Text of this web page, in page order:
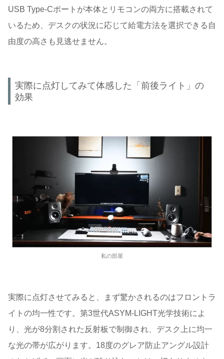
USB Type-Cポートが本体とリモコンの両方に搭載されて
いるため、デスクの状況に応じて給電方法を選択できる自
由度の高さも見逃せません。
実際に点灯してみて体感した「前後ライト」の
効果
私の部屋
実際に点灯させてみると、まず驚かされるのはフロントラ
イトの均一性です。第3世代ASYM-LIGHT光学技術によ
り、光が8分割された反射板で制御され、デスク上に均一
な光の帯が広がります。18度のグレア防止アングル設計